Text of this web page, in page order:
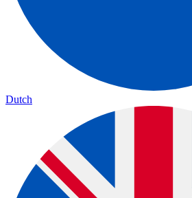
Dutch